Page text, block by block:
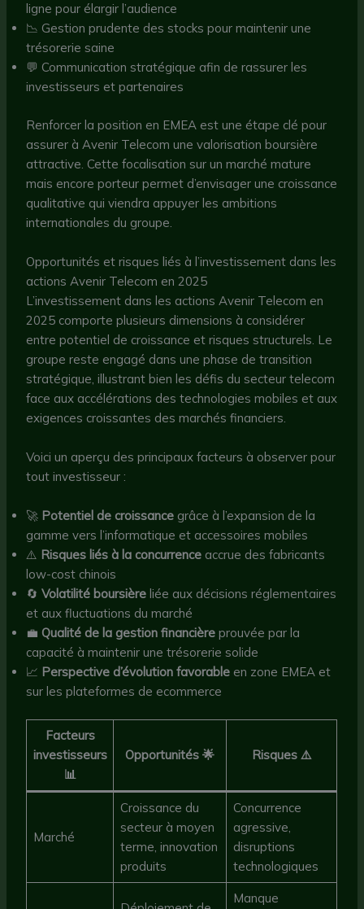
ligne pour élargir l’audience
📉 Gestion prudente des stocks pour maintenir une
trésorerie saine
💬 Communication stratégique afin de rassurer les
investisseurs et partenaires
Renforcer la position en EMEA est une étape clé pour
assurer à Avenir Telecom une valorisation boursière
attractive. Cette focalisation sur un marché mature
mais encore porteur permet d’envisager une croissance
qualitative qui viendra appuyer les ambitions
internationales du groupe.
Opportunités et risques liés à l’investissement dans les
actions Avenir Telecom en 2025
L’investissement dans les actions Avenir Telecom en
2025 comporte plusieurs dimensions à considérer
entre potentiel de croissance et risques structurels. Le
groupe reste engagé dans une phase de transition
stratégique, illustrant bien les défis du secteur telecom
face aux accélérations des technologies mobiles et aux
exigences croissantes des marchés financiers.
Voici un aperçu des principaux facteurs à observer pour
tout investisseur :
🚀 Potentiel de croissance grâce à l’expansion de la
gamme vers l’informatique et accessoires mobiles
⚠️ Risques liés à la concurrence accrue des fabricants
low-cost chinois
🔄Volatilité boursière liée aux décisions réglementaires
et aux fluctuations du marché
💼 Qualité de la gestion financière prouvée par la
capacité à maintenir une trésorerie solide
📈 Perspective d’évolution favorable en zone EMEA et
sur les plateformes de ecommerce
Facteurs
investisseurs
📊
Opportunités 🌟 Risques ⚠️
Marché
Croissance du
secteur à moyen
terme, innovation
produits
Concurrence
agressive,
disruptions
technologiques
Manque